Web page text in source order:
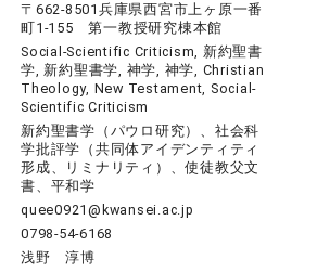
〒662-8501兵庫県西宮市上ヶ原一番
町1-155 第一教授研究棟本館
Social-Scientific Criticism, 新約聖書
学, 新約聖書学, 神学, 神学, Christian
Theology, New Testament, Social-
Scientific Criticism
新約聖書学（パウロ研究）、社会科
学批評学（共同体アイデンティティ
形成、リミナリティ）、使徒教父文
書、平和学
quee0921@kwansei.ac.jp
0798-54-6168
浅野 淳博